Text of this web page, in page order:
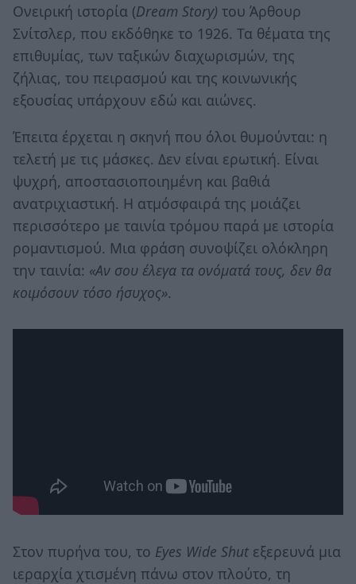
Ονειρική ιστορία (Dream Story) του Άρθουρ
Σνίτσλερ, που εκδόθηκε το 1926. Τα θέματα της
επιθυμίας, των ταξικών διαχωρισμών, της
ζήλιας, του πειρασμού και της κοινωνικής
εξουσίας υπάρχουν εδώ και αιώνες.
Έπειτα έρχεται η σκηνή που όλοι θυμούνται: η
τελετή με τις μάσκες. Δεν είναι ερωτική. Είναι
ψυχρή, αποστασιοποιημένη και βαθιά
ανατριχιαστική. Η ατμόσφαιρά της μοιάζει
περισσότερο με ταινία τρόμου παρά με ιστορία
ρομαντισμού. Μια φράση συνοψίζει ολόκληρη
την ταινία: «Αν σου έλεγα τα ονόματά τους, δεν θα
κοιμόσουν τόσο ήσυχος».
Στον πυρήνα του, το Eyes Wide Shut εξερευνά μια
ιεραρχία χτισμένη πάνω στον πλούτο, τη